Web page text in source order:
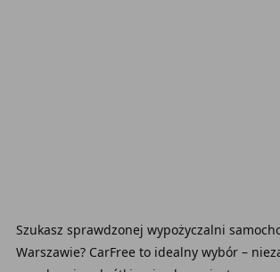
Szukasz sprawdzonej wypożyczalni
Warszawie? CarFree to idealny wybór –